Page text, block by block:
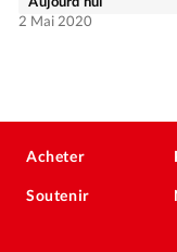
2 Mai 2020
Acheter
Soutenir